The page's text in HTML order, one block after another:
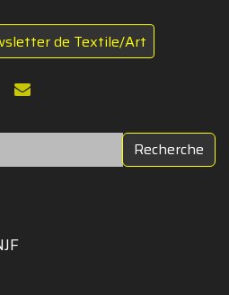
de Textile/Art
Recherche